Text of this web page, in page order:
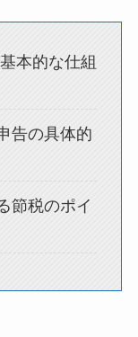
本的な仕組
告の具体的
節税のポイ